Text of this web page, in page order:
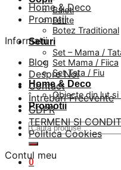
Baieti
Fetite
Botez Traditional
Seturi
Set – Mama /
Set Mama / Fiica
Set Tata / Fiu
Home & Deco
Obiecte din lut
Promotii
Caută
după:
0
Home & Deco
Promotii
Informatii
Blog
Despre Noi
Contact
Întrebări Frecvente
GDPR
TERMENI SI
Politica Cookies
Contul meu